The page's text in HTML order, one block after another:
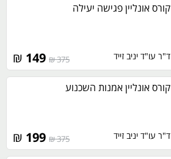
קורס אונליין פגישה יעילה
ד"ר עו"ד יניב זייד 375 ₪
₪
קורס אונליין אמנות השכנוע
ד"ר עו"ד יניב זייד 375 ₪
₪